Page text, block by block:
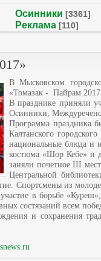
Осинники [3361]
Реклама [110]
В Мысковском
«Томазак - Пайрам
В празднике приняли
Осинники,
Программа праздника
Калтанского
национальные блюда и
костюма «Шор Кебе» и
заняли почетное III
Центральной
Спортсмены из
в борьбе
состязаний всем
и сохранения